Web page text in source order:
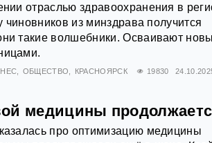
отраслью здравоохранения в
из минздрава получится
такие волшебники. Осваивают
ОБЩЕСТВО КРАСНОЯРСК 19830
медицины
про оптимизацию медицины